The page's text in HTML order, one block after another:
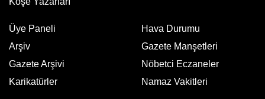
Üye Paneli
Arşiv
Gazete Arşivi
Karikatürler
Hava Durumu
Gazete Manşetleri
Nöbetci Eczaneler
Namaz Vakitleri